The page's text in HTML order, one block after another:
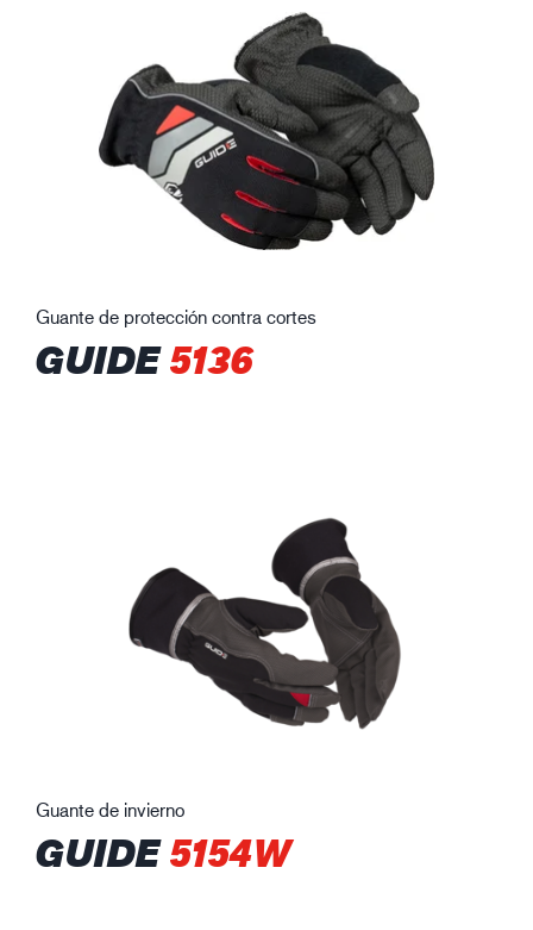
Guante de protección contra cortes
GUIDE5136
Guante de invierno
GUIDE5154W